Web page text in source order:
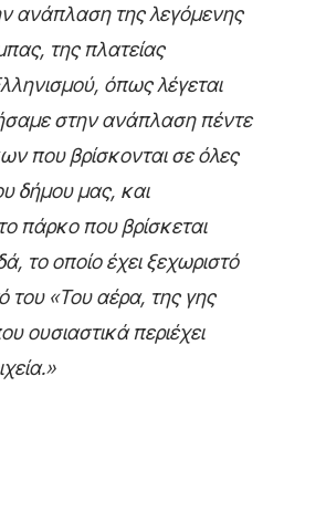
ανάπλαση της λεγόμενης
της πλατείας
όπως λέγεται
στην ανάπλαση πέντε
που βρίσκονται σε όλες
δήμου μας, και
πάρκο που βρίσκεται
το οποίο έχει ξεχωριστό
του «Του αέρα, της γης
ουσιαστικά περιέχει